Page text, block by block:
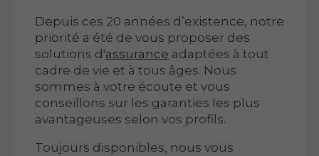
Depuis ces 20 années d’existence, notre
priorité a été de vous proposer des
solutions d'assurance adaptées à tout
cadre de vie et à tous âges. Nous
sommes à votre écoute et vous
conseillons sur les garanties les plus
avantageuses selon vos profils.
Toujours disponibles, nous vous